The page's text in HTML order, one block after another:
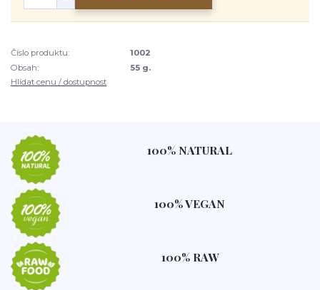
Číslo produktu:
1002
Obsah:
55 g.
Hlídat cenu / dostupnost
100% NATURAL
100% VEGAN
100% RAW